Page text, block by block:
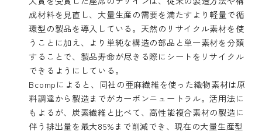
成材料を見直し、大量生産の需要を満たすより軽量で循
環型の製品を導入している。天然のリサイクル素材を使
うことに加え、より単純な構造の部品と単一素材を分類
することで、製品寿命が尽きる際にシートをリサイクル
できるようにしている。
Bcompによると、同社の亜麻繊維を使った織物素材は原
料調達から製造までがカーボンニュートラル。活用法に
もよるが、炭素繊維と比べて、高性能複合素材の製造に
伴う排出量を最大85%まで削減でき、現在の大量生産型